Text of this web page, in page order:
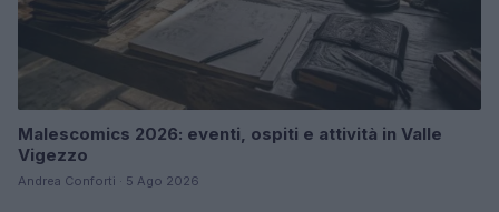
Malescomics 2026: eventi, ospiti e attività in Valle
Vigezzo
Andrea Conforti · 5 Ago 2026